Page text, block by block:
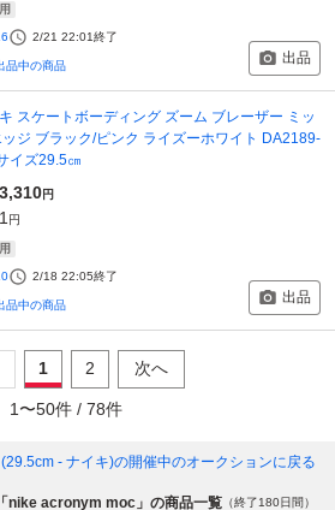
2/21 22:01終了
品中の商品 出品
スケートボーディング ズーム ブレーザー ミッ
ッジ ブラック/ピンク ライズーホワイト DA2189-
イズ29.5㎝
3,310円
1 円
2/18 22:05終了
品中の商品 出品
1 2 次へ
1 〜50件 / 78件
- ナイキ)の開催中のオークションに戻る
「nike acronym moc」の商品一覧 （終了180日間）